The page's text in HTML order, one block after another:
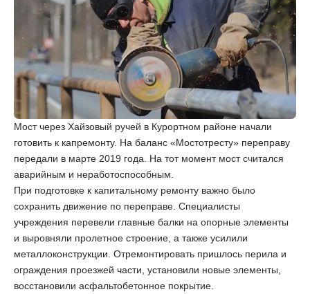
Мост через Хайзовый ручей в Курортном районе начали
готовить к капремонту. На баланс «Мостотресту» переправу
передали в марте 2019 года. На тот момент мост считался
аварийным и неработоспособным.
При подготовке к капитальному ремонту важно было
сохранить движение по переправе. Специалисты
учреждения перевели главные балки на опорные элементы
и выровняли пролетное строение, а также усилили
металлоконструкции. Отремонтировать пришлось перила и
ограждения проезжей части, установили новые элементы,
восстановили асфальтобетонное покрытие.